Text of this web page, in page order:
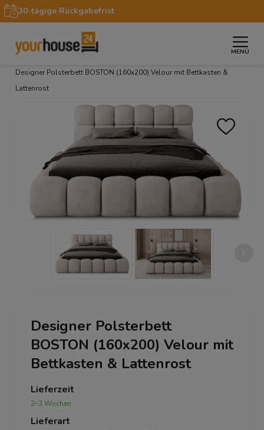
30-tägige Rückgabefrist
MENÜ
Startseite » Möbel
Designer Polsterbett BOSTON (160x200) Velour mit Bettkasten &
Lattenrost
Designer Polsterbett
BOSTON (160x200) Velour mit
Bettkasten & Lattenrost
Lieferzeit
2–3 Wochen
Lieferart